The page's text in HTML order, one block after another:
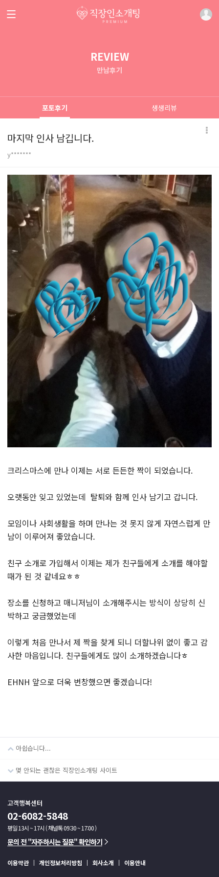
REVIEW
만남후기
포토후기 생생리뷰
마지막 인사 남깁니다.
y*******
본문
크리스마스에 만나 이제는 서로 든든한 짝이 되었습니다.
오랫동안 잊고 있었는데 탈퇴와 함께 인사 남기고 갑니다.
모임이나 사회생활을 하며 만나는 것 못지 않게 자연스럽게 만
남이 이루어져 좋았습니다.
친구 소개로 가입해서 이제는 제가 친구들에게 소개를 해야할
때가 된 것 같네요ㅎㅎ
장소를 신청하고 매니저님이 소개해주시는 방식이 상당히 신
박하고 궁금했었는데
이렇게 처음 만나서 제 짝을 찾게 되니 더할나위 없이 좋고 감
사한 마음입니다. 친구들에게도 많이 소개하겠습니다ㅎ
EHNH 앞으로 더욱 번창했으면 좋겠습니다!
아쉽습니다...
몇 안되는 괜찮은 직장인소개팅 사이트
고객행복센터
02-6082-5848
평일 13시 ~ 17시 ( 채널톡 09:30 ~ 17:00 )
문의 전 "자주하시는 질문" 확인하기
이용약관 개인정보처리방침 회사소개 이용안내